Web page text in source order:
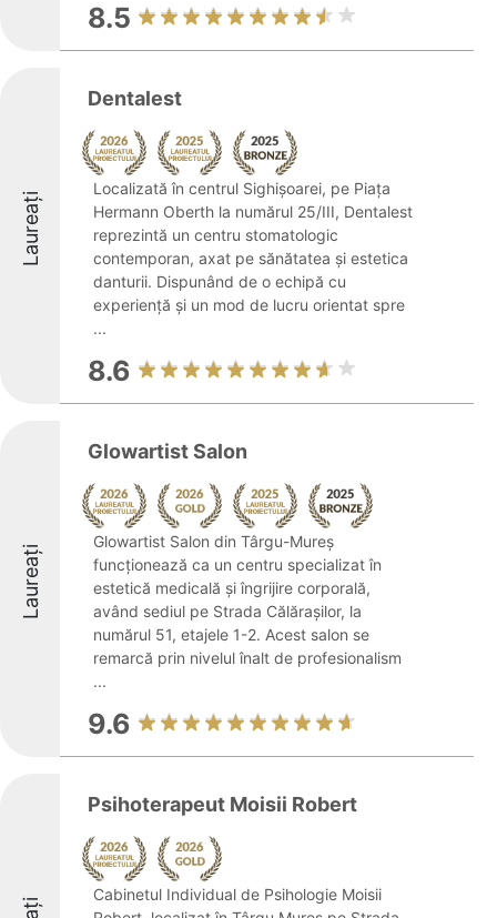
8.5
Laureați
Dentalest
Localizată în centrul Sighișoarei, pe Piața
Hermann Oberth la numărul 25/III, Dentalest
reprezintă un centru stomatologic
contemporan, axat pe sănătatea și estetica
danturii. Dispunând de o echipă cu
experiență și un mod de lucru orientat spre
...
8.6
Laureați
Glowartist Salon
Glowartist Salon din Târgu-Mureș
funcționează ca un centru specializat în
estetică medicală și îngrijire corporală,
având sediul pe Strada Călărașilor, la
numărul 51, etajele 1-2. Acest salon se
remarcă prin nivelul înalt de profesionalism
...
9.6
Psihoterapeut Moisii Robert
Cabinetul Individual de Psihologie Moisii